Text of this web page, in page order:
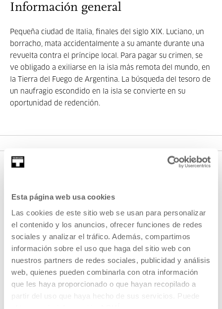
Esta página web usa cookies
Las cookies de este sitio web se usan para personalizar
el contenido y los anuncios, ofrecer funciones de redes
sociales y analizar el tráfico. Además, compartimos
información sobre el uso que haga del sitio web con
nuestros partners de redes sociales, publicidad y análisis
web, quienes pueden combinarla con otra información
que les haya proporcionado o que hayan recopilado a
partir del uso que haya hecho de sus servicios. Puede
Información general
Pequeña ciudad de Italia, finales del siglo XIX. Luciano, un
borracho, mata accidentalmente a su amante durante una
revuelta contra el príncipe local. Para pagar su crimen, se
ve obligado a exiliarse en la isla más remota del mundo, en
la Tierra del Fuego de Argentina. La búsqueda del tesoro de
un naufragio escondido en la isla se convierte en su
oportunidad de redención.
REGÍSTRATE AL BOLETÍN
AGENDA
VISÍTANOS